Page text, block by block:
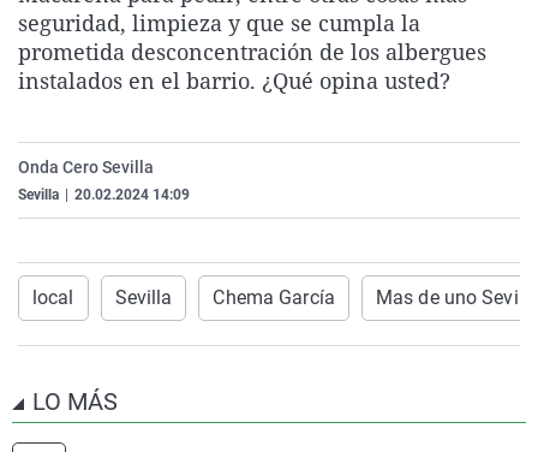
La rosa de los vientos
Gente viajera
Caso
Retornados
Operación Viuda
Extremadura
Galicia
Navarra
Virales
Televisión
seguridad, limpieza y que se cumpla la
prometida desconcentración de los albergues
instalados en el barrio. ¿Qué opina usted?
Onda Cero Sevilla
Sevilla 20.02.2024 14:09
local Sevilla Chema García Mas de uno
LO MÁS